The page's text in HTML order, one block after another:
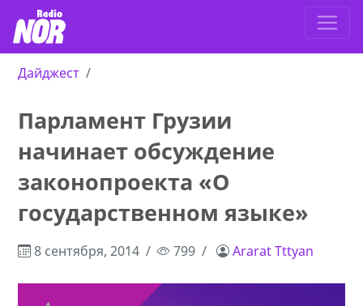
Дайджест
Парламент Грузии
начинает обсуждение
законопроекта «О
государственном языке»
8 сентября, 2014 799 Ararat Tttyan